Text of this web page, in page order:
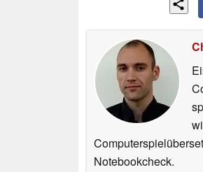
Notebookcheck.